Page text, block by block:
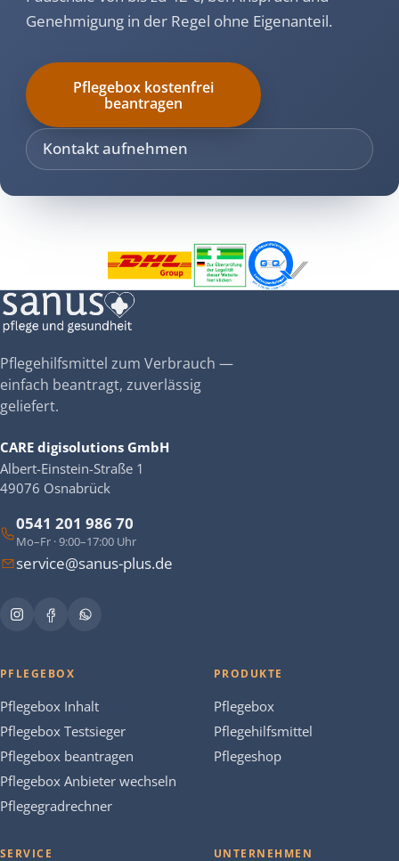
Genehmigung in der Regel ohne Eigenanteil.
Pflegebox kostenfrei
beantragen
Kontakt aufnehmen
Pflegehilfsmittel zum Verbrauch —
einfach beantragt, zuverlässig
geliefert.
CARE digisolutions GmbH
Albert-Einstein-Straße 1
49076 Osnabrück
0541 201 986 70
Mo–Fr · 9:00–17:00 Uhr
service@sanus-plus.de
PFLEGEBOX
Pflegebox Inhalt
Pflegebox Testsieger
Pflegebox beantragen
Pflegebox Anbieter wechseln
Pflegegradrechner
PRODUKTE
Pflegebox
Pflegehilfsmittel
Pflegeshop
SERVICE UNTERNEHMEN